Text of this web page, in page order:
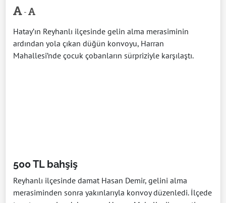
-
Hatay’ın Reyhanlı ilçesinde gelin alma merasiminin
ardından yola çıkan düğün konvoyu, Harran
Mahallesi’nde çocuk çobanların sürpriziyle karşılaştı.
500 TL bahşiş
Reyhanlı ilçesinde damat Hasan Demir, gelini alma
merasiminden sonra yakınlarıyla konvoy düzenledi. İlçede